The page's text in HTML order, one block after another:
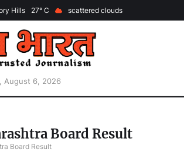
Hills 27 scattered clouds
August 6, 2026
Board Result
Board Result